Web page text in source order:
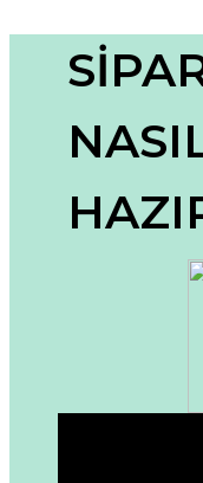
Görüş ve önerileriniz
Ürün resmi
Ürün
Ürün fiyatı diğer
Bu ürüne benzer